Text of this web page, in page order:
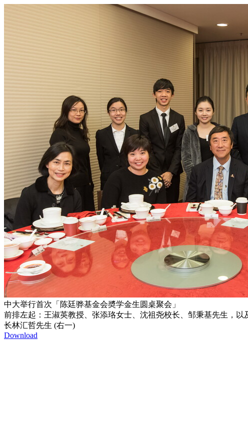
中大举行首次「陈廷骅基金会奬学金生圆桌聚会」
前排左起：王淑英教授、张添珞女士、沈祖尧校长、邹秉基先生，
长林汇哲先生 (右一)
Download